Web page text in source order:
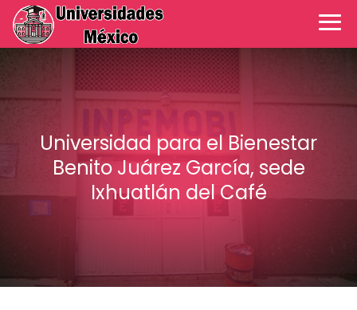
Universidad para el Bienestar
Benito Juárez García, sede
Ixhuatlán del Café